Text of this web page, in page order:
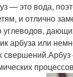
— это вода,
и отлично
углеводов,
арбуза или